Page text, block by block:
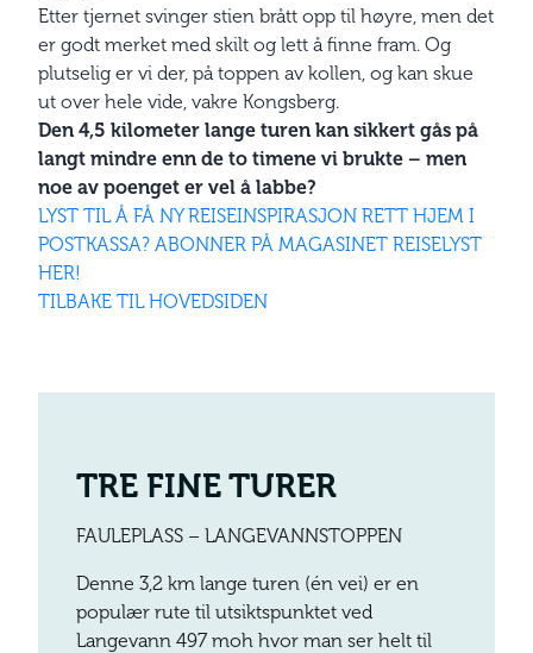
Etter tjernet svinger stien brått opp til høyre, men det
er godt merket med skilt og lett å finne fram. Og
plutselig er vi der, på toppen av kollen, og kan skue
ut over hele vide, vakre Kongsberg.
Den 4,5 kilometer lange turen kan sikkert gås på
langt mindre enn de to timene vi brukte – men
noe av poenget er vel å labbe?
LYST TIL Å FÅ NY REISEINSPIRASJON RETT HJEM I
POSTKASSA? ABONNER PÅ MAGASINET REISELYST
HER!
TILBAKE TIL HOVEDSIDEN
TRE FINE TURER
FAULEPLASS – LANGE­VANNSTOPPEN
Denne 3,2 km lange turen (én vei) er en
populær rute til utsikts­punktet ved
Langevann 497 moh hvor man ser helt til